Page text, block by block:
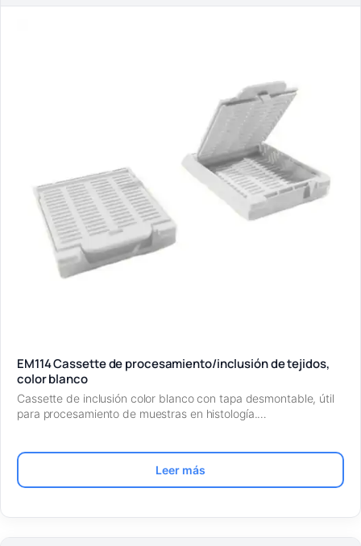
EM114 Cassette de procesamiento/inclusión de tejidos,
color blanco
Cassette de inclusión color blanco con tapa desmontable, útil
para procesamiento de muestras en histología.…
Leer más